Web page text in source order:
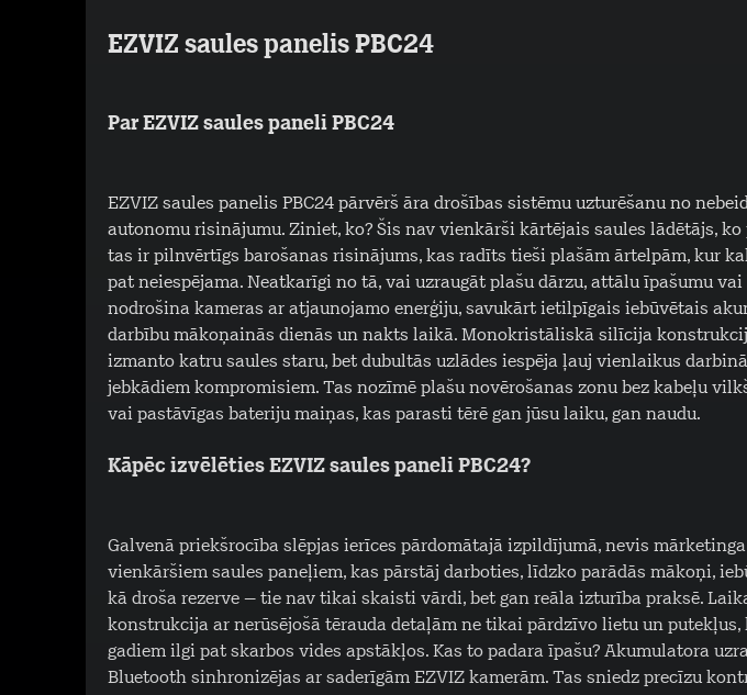
EZVIZ saules panelis PBC24
Par EZVIZ saules paneli PBC24
EZVIZ saules panelis PBC24 pārvērš āra drošības sistēmu uzturēšanu no
autonomu risinājumu. Ziniet, ko? Šis nav vienkārši kārtējais saules lādētājs,
tas ir pilnvērtīgs barošanas risinājums, kas radīts tieši plašām ārtelpām, kur
pat neiespējama. Neatkarīgi no tā, vai uzraugāt plašu dārzu, attālu īpašumu
nodrošina kameras ar atjaunojamo enerģiju, savukārt ietilpīgais iebūvētais
darbību mākoņainās dienās un nakts laikā. Monokristāliskā silīcija
izmanto katru saules staru, bet dubultās uzlādes iespēja ļauj vienlaikus
jebkādiem kompromisiem. Tas nozīmē plašu novērošanas zonu bez kabeļu
vai pastāvīgas bateriju maiņas, kas parasti tērē gan jūsu laiku, gan naudu.
Kāpēc izvēlēties EZVIZ saules paneli PBC24?
Galvenā priekšrocība slēpjas ierīces pārdomātajā izpildījumā, nevis
vienkāršiem saules paneļiem, kas pārstāj darboties, līdzko parādās mākoņi,
kā droša rezerve – tie nav tikai skaisti vārdi, bet gan reāla izturība praksē.
konstrukcija ar nerūsējošā tērauda detaļām ne tikai pārdzīvo lietu un
gadiem ilgi pat skarbos vides apstākļos. Kas to padara īpašu? Akumulatora
Bluetooth sinhronizējas ar saderīgām EZVIZ kamerām. Tas sniedz precīzu